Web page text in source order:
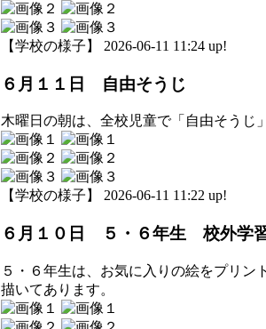
【学校の様子】 2026-06-11 11:24 up!
６月１１日 自由そうじ
木曜日の朝は、全校児童で「自由そうじ
【学校の様子】 2026-06-11 11:22 up!
６月１０日 ５・６年生 校外学
５・６年生は、お気に入りの絵をプリ
描いてあります。